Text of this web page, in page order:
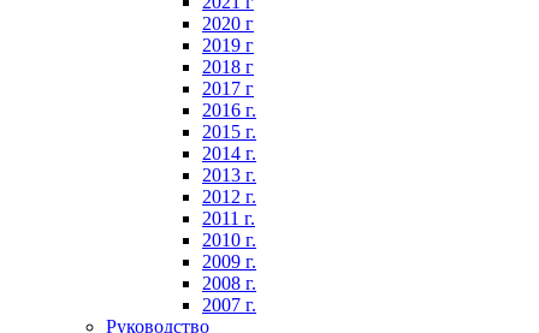
2020 г
2019 г
2018 г
2017 г
2016 г.
2015 г.
2014 г.
2013 г.
2012 г.
2011 г.
2010 г.
2009 г.
2008 г.
2007 г.
Руководство